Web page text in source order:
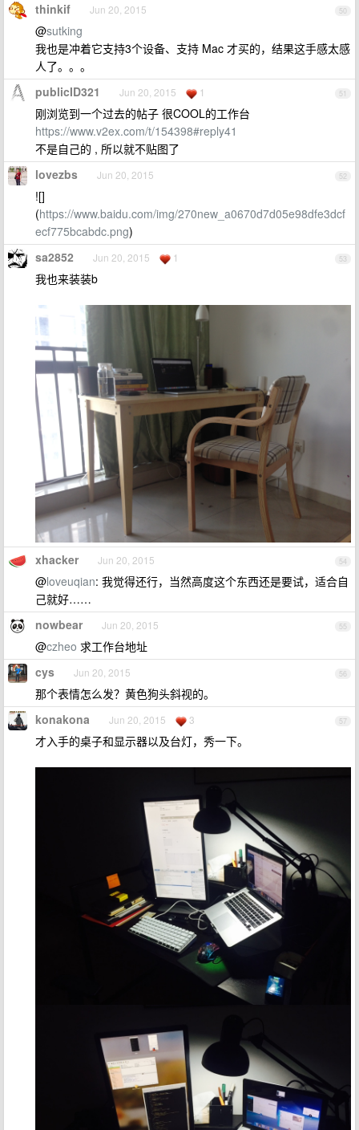
50
thinkif Jun 20, 2015
@sutking
我也是冲着它支持3个设备、支持 Mac 才买的，结果这手感太感
人了。。。
51
publicID321 Jun 20, 2015 1
刚浏览到一个过去的帖子 很COOL的工作台
https://www.v2ex.com/t/154398#reply41
不是自己的 , 所以就不贴图了
52
lovezbs Jun 20, 2015
![]
(https://www.baidu.com/img/270new_a0670d7d05e98dfe3dcf
ecf775bcabdc.png)
53
sa2852 Jun 20, 2015 1
我也来装装b
54
xhacker Jun 20, 2015
@loveuqian: 我觉得还行，当然高度这个东西还是要试，适合自
己就好……
55
nowbear Jun 20, 2015
@czheo 求工作台地址
56
cys Jun 20, 2015
那个表情怎么发？黄色狗头斜视的。
57
konakona Jun 20, 2015 3
才入手的桌子和显示器以及台灯，秀一下。